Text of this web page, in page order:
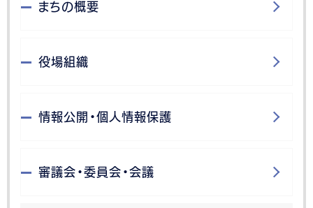
まちの概要
役場組織
情報公開・個人情報保護
審議会・委員会・会議